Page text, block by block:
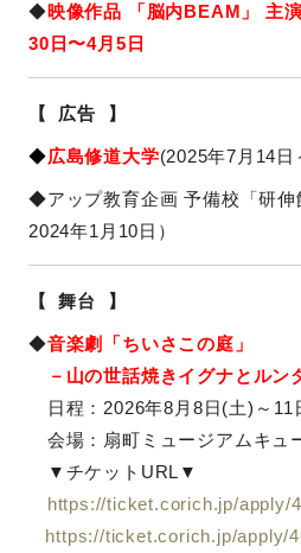
◆映像作品 「脳内BEAM」 主
30日〜4月5日
【 広告 】
◆広島修道大学(2025年7月14日
◆アップ教育企画 予備校「研伸
2024年1月10日 ）
【 舞台 】
◆音楽劇「ちいさこの庭」
－山の世話焼きイグナとルン
日程：2026年8月8日(土)～11
会場：扇町ミュージアムキュ
▼チケットURL▼
https://ticket.corich.jp/apply/
https://ticket.corich.jp/apply/